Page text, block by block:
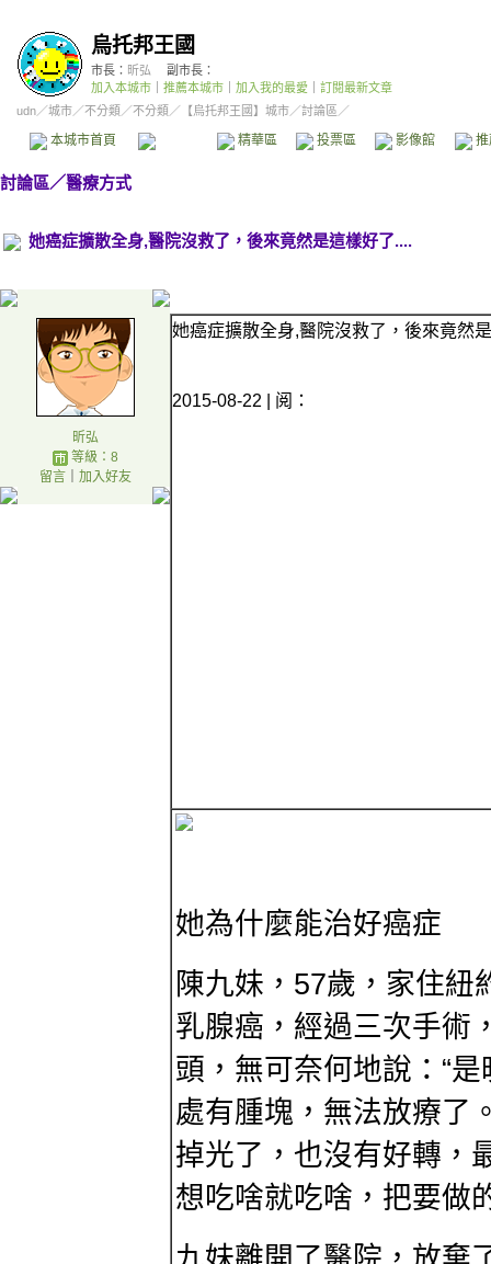
烏托邦王國
市長： 昕弘
副市長：
加入本城市
推薦本城市 加入我的最愛
訂閱最新文章
udn／城市／不分類 ／不分類 ／ 【烏托邦王國】城市／討論區／
本城市首頁 精華區 投票區 影像館
討論區／醫療方式
她癌症擴散全身,醫院沒救了，後來竟然是這樣好了....
昕弘
等級：8
留言｜ 加入好友
她癌症擴散全身,醫院沒救了，後來竟然
2015-08-22 | 阅：
她為什麼能治好癌症
陳九妹，57歲，家住紐
乳腺癌，經過三次手術
頭，無可奈何地說：“
處有腫塊，無法放療了
掉光了，也沒有好轉，
想吃啥就吃啥，把要做